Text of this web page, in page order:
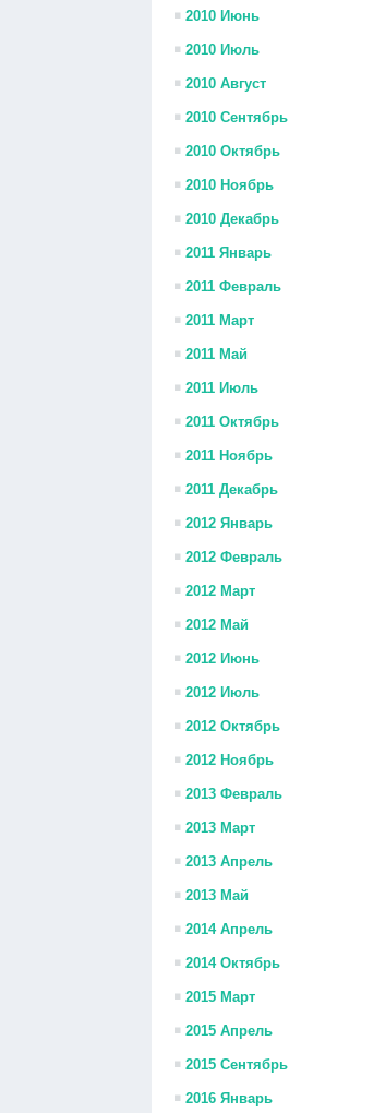
2010 Июнь
2010 Июль
2010 Август
2010 Сентябрь
2010 Октябрь
2010 Ноябрь
2010 Декабрь
2011 Январь
2011 Февраль
2011 Март
2011 Май
2011 Июль
2011 Октябрь
2011 Ноябрь
2011 Декабрь
2012 Январь
2012 Февраль
2012 Март
2012 Май
2012 Июнь
2012 Июль
2012 Октябрь
2012 Ноябрь
2013 Февраль
2013 Март
2013 Апрель
2013 Май
2014 Апрель
2014 Октябрь
2015 Март
2015 Апрель
2015 Сентябрь
2016 Январь